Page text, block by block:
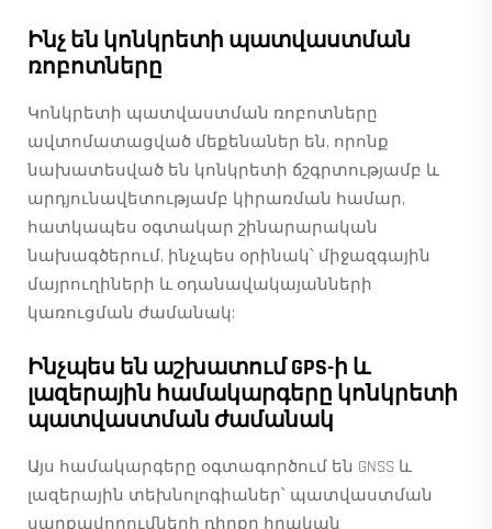
Ինչ են կոնկրետի պատվաստման
ռոբոտները
Կոնկրետի պատվաստման ռոբոտները
ավտոմատացված մեքենաներ են, որոնք
նախատեսված են կոնկրետի ճշգրտությամբ և
արդյունավետությամբ կիրառման համար,
հատկապես օգտակար շինարարական
նախագծերում, ինչպես օրինակ՝ միջազգային
մայրուղիների և օդանավակայանների
կառուցման ժամանակ:
Ինչպես են աշխատում GPS-ի և
լազերային համակարգերը կոնկրետի
պատվաստման ժամանակ
Այս համակարգերը օգտագործում են GNSS և
լազերային տեխնոլոգիաներ՝ պատվաստման
սարքավորումների դիրքը իրական